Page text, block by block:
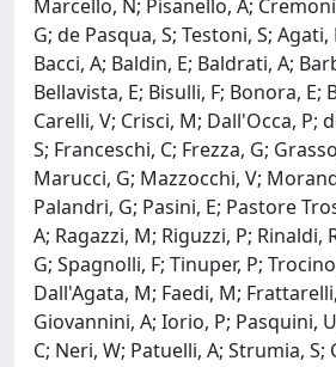
Marcello, N; Pisanello, A;
G; de Pasqua, S; Testoni, S;
Bacci, A; Baldin, E; Baldrati, A;
Bellavista, E; Bisulli, F; Bonora, E;
Carelli, V; Crisci, M; Dall'Occa, P;
S; Franceschi, C; Frezza, G;
Marucci, G; Mazzocchi, V;
Palandri, G; Pasini, E; Pastore
A; Ragazzi, M; Riguzzi, P; Rinaldi,
G; Spagnolli, F; Tinuper, P;
Dall'Agata, M; Faedi, M;
Giovannini, A; Iorio, P; Pasquini,
C; Neri, W; Patuelli, A; Strumia, S;